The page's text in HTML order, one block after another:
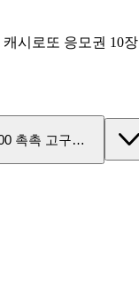
캐시로또 응모권 10장
촉촉 고구마 스틱